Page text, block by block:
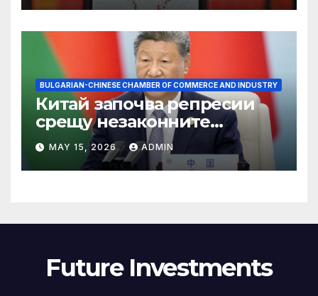
BULGARIAN-CHINESE CHAMBER OF COMMERCE AND INDUSTRY
Китай започва репресии
срещу незаконните
практики в сектора на TCM
MAY 15, 2026 ADMIN
Future Investments